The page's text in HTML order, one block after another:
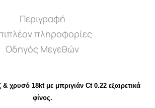
Περιγραφή
πληροφορίες
Οδηγός Μεγεθών
χρυσό 18kt με μπριγιάν Ct 0.22 εξαιρετικά
φίνος.